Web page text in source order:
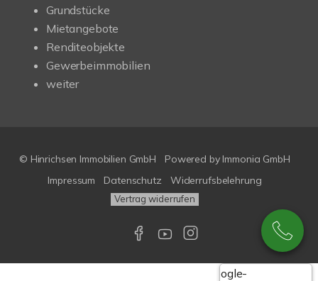
Grundstücke
Mietangebote
Renditeobjekte
Gewerbeimmobilien
weiter
© Hinrichsen Immobilien GmbH Powered by Immonia GmbH
Impressum
Datenschutz Widerrufsbelehrung
Vertrag widerrufen
Google-